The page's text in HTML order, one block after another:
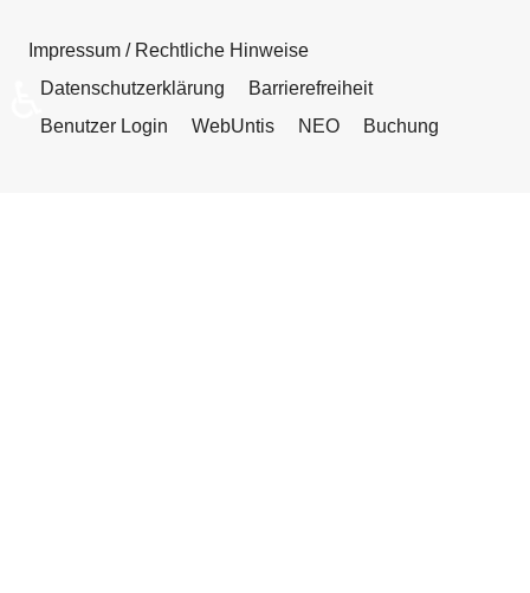
Impressum / Rechtliche Hinweise
Datenschutzerklärung
Barrierefreiheit
Benutzer Login
WebUntis NEO Buchung